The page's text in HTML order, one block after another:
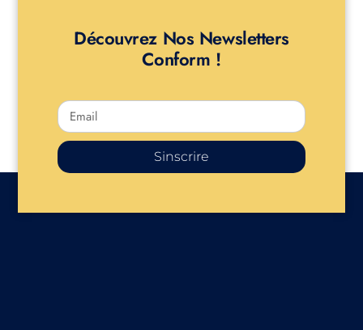
Découvrez Nos Newsletters
Conform !
Sinscrire